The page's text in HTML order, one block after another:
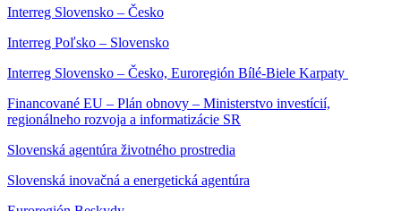
Interreg Slovensko – Česko
Interreg Poľsko – Slovensko
Interreg Slovensko – Česko, Euroregión Bílé-Biele Karpaty
Financované EU – Plán obnovy – Ministerstvo investícií,
regionálneho rozvoja a informatizácie SR
Slovenská agentúra životného prostredia
Slovenská inovačná a energetická agentúra